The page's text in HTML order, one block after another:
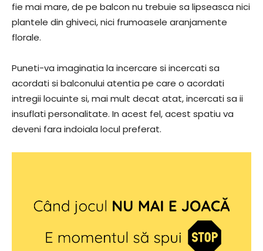
fie mai mare, de pe balcon nu trebuie sa lipseasca nici
plantele din ghiveci, nici frumoasele aranjamente
florale.
Puneti-va imaginatia la incercare si incercati sa
acordati si balconului atentia pe care o acordati
intregii locuinte si, mai mult decat atat, incercati sa ii
insuflati personalitate. In acest fel, acest spatiu va
deveni fara indoiala locul preferat.